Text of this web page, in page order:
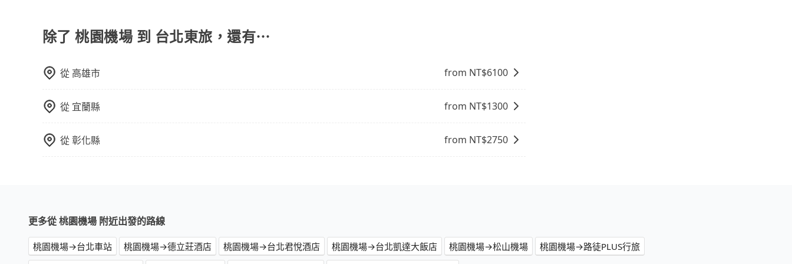
度安排，路線上會盡可能以順路為優先，載客數也不會超過座位的上限。
除了 桃園機場 到 台北東旅，還有⋯
從 高雄市 from NT$6100
從 宜蘭縣 from NT$1300
從彰化縣 from NT$2750
更多從 桃園機場 附近出發的路線
桃園機場→台北車站 桃園機場→德立莊酒店 桃園機場→台北君悅酒店 桃園機場→台北凱達大飯店 桃園機場→松山機場
桃園機場→路徒PLUS行旅